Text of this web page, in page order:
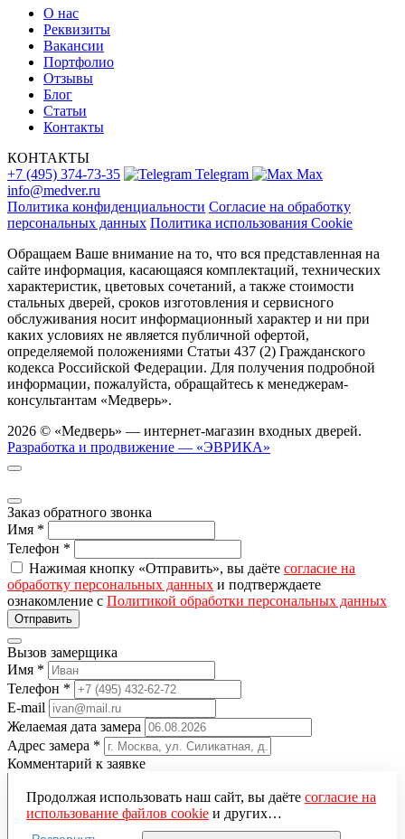
О нас
Реквизиты
Вакансии
Портфолио
Отзывы
Блог
Статьи
Контакты
КОНТАКТЫ
+7 (495) 374-73-35
Telegram
Max
info@medver.ru
Политика конфиденциальности Согласие на обработку
персональных данных Политика использования Cookie
Обращаем Ваше внимание на то, что вся представленная на
сайте информация, касающаяся комплектаций, технических
характеристик, цветовых сочетаний, а также стоимости
стальных дверей, сроков изготовления и сервисного
обслуживания носит информационный характер и ни при
каких условиях не является публичной офертой,
определяемой положениями Статьи 437 (2) Гражданского
кодекса Российской Федерации. Для получения подробной
информации, пожалуйста, обращайтесь к менеджерам-
консультантам «Медверь».
2026 © «Медверь» — интернет-магазин входных дверей.
Разработка и продвижение — «ЭВРИКА»
Заказ обратного звонка
Имя *
Телефон *
Нажимая кнопку «Отправить», вы даёте согласие на
обработку персональных данных и подтверждаете
ознакомление с Политикой обработки персональных данных
Вызов замерщика
Имя *
Телефон *
E-mail
Желаемая дата замера
Адрес замера *
Комментарий к заявке
Продолжая использовать наш сайт, вы даёте согласие на
использование файлов cookieи других
пользовательских данных (включая IP-адрес, сведения о